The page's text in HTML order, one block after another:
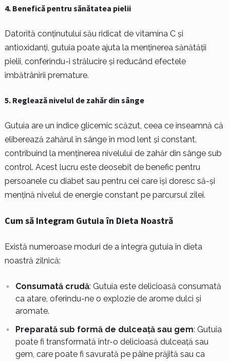
4. Benefică pentru sănătatea pielii
Datorită conținutului său ridicat de vitamina C și
antioxidanți, gutuia poate ajuta la menținerea sănătății
pielii, conferindu-i strălucire și reducând efectele
îmbătrânirii premature.
5. Reglează nivelul de zahăr din sânge
Gutuia are un indice glicemic scăzut, ceea ce înseamnă că
eliberează zahărul în sânge în mod lent și constant,
contribuind la menținerea nivelului de zahăr din sânge sub
control. Acest lucru este deosebit de benefic pentru
persoanele cu diabet sau pentru cei care își doresc să-și
mențină nivelul de energie constant pe parcursul zilei.
Cum să Integram Gutuia în Dieta Noastră
Există numeroase moduri de a integra gutuia în dieta
noastră zilnică:
Consumată crudă: Gutuia este delicioasă consumată
ca atare, oferindu-ne o explozie de arome dulci și
aromate.
Preparată sub formă de dulceață sau gem: Gutuia
poate fi transformată într-o delicioasă dulceață sau
gem, care poate fi savurată pe pâine prăjită sau ca